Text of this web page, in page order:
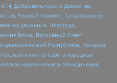
С14, Добровольческое Движение
Черный Комитет, Татарстанское
движение, Невоград,
Весна, Верховный Совет
Республики, Конгресс
комитет совета народных
национальное объединение,